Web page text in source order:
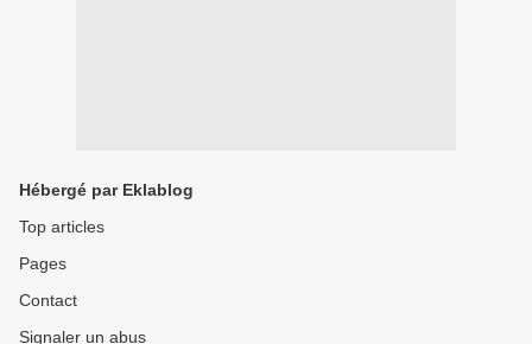
Hébergé par Eklablog
Top articles
Pages
Contact
Signaler un abus